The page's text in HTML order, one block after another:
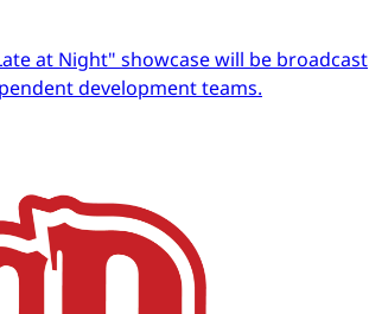
at Night" showcase will be broadcast
development teams.